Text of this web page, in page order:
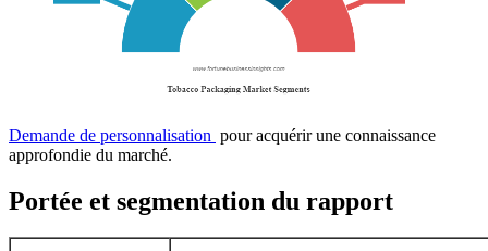
Demande de personnalisation pour acquérir une connaissance
approfondie du marché.
Portée et segmentation du rapport